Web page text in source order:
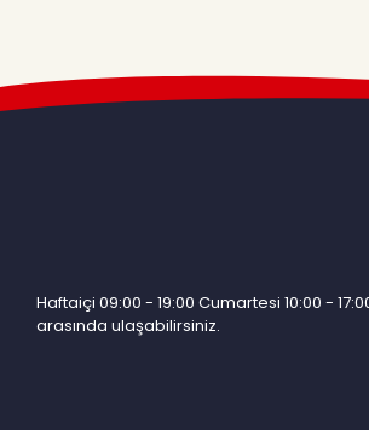
Haftaiçi 09:00 - 19:00 Cumartesi 10:00 -
arasında ulaşabilirsiniz.